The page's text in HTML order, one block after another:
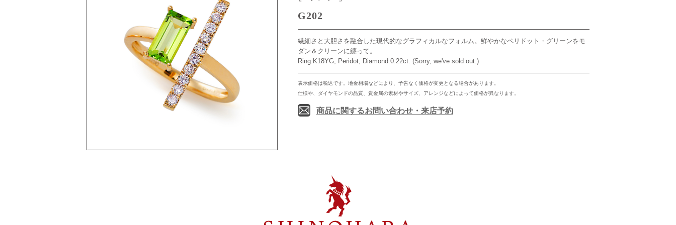
G202
繊細さと大胆さを融合した現代的なグラフィカルなフォルム。鮮やかなペリドット・グリーンをモ
ダン＆クリーンに纏って。
Ring:K18YG, Peridot, Diamond:0.22ct. (Sorry, we've sold out.)
表示価格は税込です。地金相場などにより、予告なく価格が変更となる場合があります。
仕様や、ダイヤモンドの品質、貴金属の素材やサイズ、アレンジなどによって価格が異なります。
商品に関するお問い合わせ・来店予約